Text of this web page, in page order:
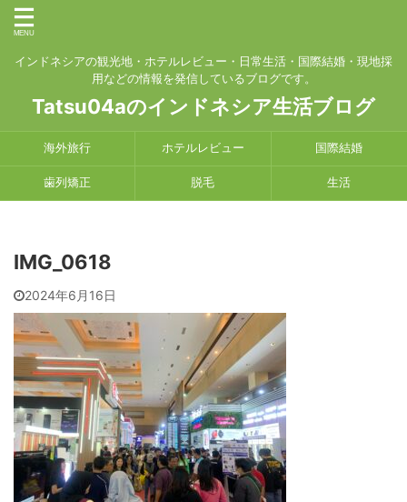
インドネシアの観光地・ホテルレビュー・日常生活・国際結婚・現地採
用などの情報を発信しているブログです。
Tatsu04aのインドネシア生活ブログ
海外旅行 ホテルレビュー 国際結婚
歯列矯正 脱毛 生活
IMG_0618
2024年6月16日